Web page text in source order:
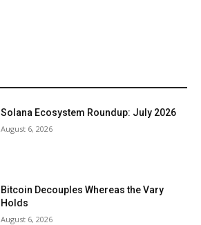
Solana Ecosystem Roundup: July 2026
August 6, 2026
Bitcoin Decouples Whereas the Vary
Holds
August 6, 2026